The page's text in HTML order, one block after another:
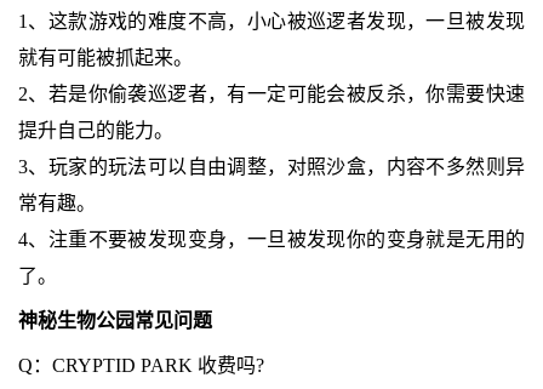
1、这款游戏的难度不高，小心被巡逻者发现，一旦被发现
就有可能被抓起来。
2、若是你偷袭巡逻者，有一定可能会被反杀，你需要快速
提升自己的能力。
3、玩家的玩法可以自由调整，对照沙盒，内容不多然则异
常有趣。
4、注重不要被发现变身，一旦被发现你的变身就是无用的
了。
神秘生物公园常见问题
Q：CRYPTID PARK 收费吗?